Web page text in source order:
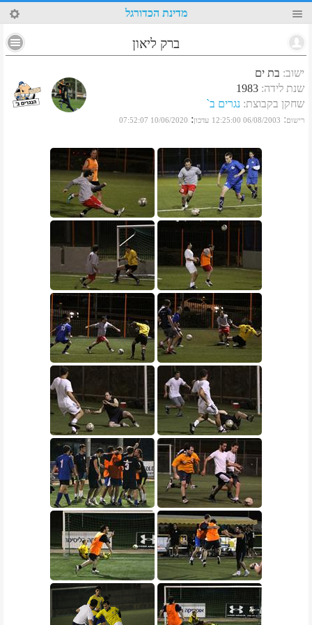
18 מדינת הכדורגל
ברק ליאון
ישוב: בת ים
שנת לידה:
1983
שחקן בקבוצת: נגרים ב`
רישום:
06/08/2003 12:25:00 עדכון:
10/06/2020 07:52:07